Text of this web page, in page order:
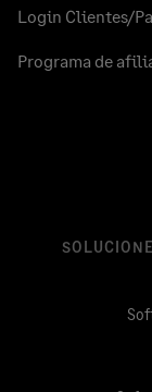
Login Clientes/
Programa de